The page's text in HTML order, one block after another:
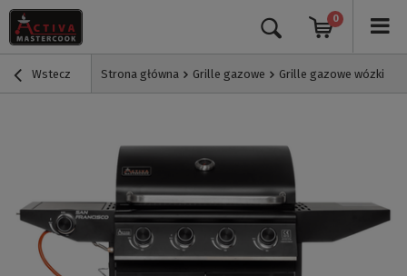
0
Wstecz Strona główna Grille gazowe Grille gazowe wózki